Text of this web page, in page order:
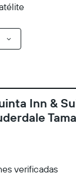
Inn &
verificadas